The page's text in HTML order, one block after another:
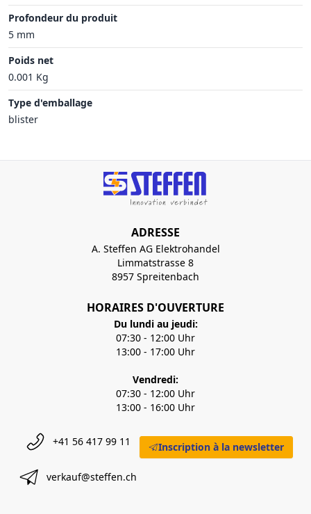
Profondeur du produit
5 mm
Poids net
0.001 Kg
Type d'emballage
blister
ADRESSE
A. Steffen AG Elektrohandel
Limmatstrasse 8
8957 Spreitenbach
HORAIRES D'OUVERTURE
Du lundi au jeudi:
07:30 - 12:00 Uhr
13:00 - 17:00 Uhr
Vendredi:
07:30 - 12:00 Uhr
13:00 - 16:00 Uhr
+41 56 417 99 11
verkauf@steffen.ch
Inscription à la newsletter